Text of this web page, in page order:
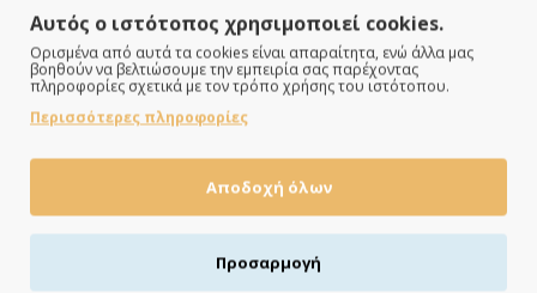
Αυτός ο ιστότοπος χρησιμοποιεί cookies.
Ορισμένα από αυτά τα cookies είναι απαραίτητα, ενώ άλλα μας
βοηθούν να βελτιώσουμε την εμπειρία σας παρέχοντας
πληροφορίες σχετικά με τον τρόπο χρήσης του ιστότοπου.
Περισσότερες πληροφορίες
Αποδοχή όλων
Προσαρμογή